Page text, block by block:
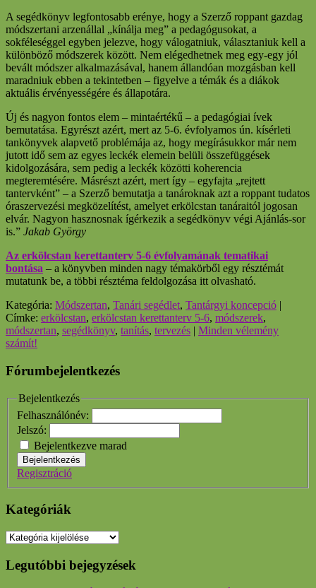
A segédkönyv legfontosabb erénye, hogy a Szerző roppant gazdag
módszertani arzenállal „kínálja meg” a pedagógusokat, a
sokféleséggel egyben jelezve, hogy válogatniuk, választaniuk kell a
különböző módszerek között. Nem elégedhetnek meg egy-egy jól
bevált módszer alkalmazásával, hanem állandóan mozgásban kell
maradniuk ebben a tekintetben – figyelve a témák és a diákok
aktuális érvényességére és állapotára.
Új és nagyon fontos elem – mintaértékű – a pedagógiai ívek
bemutatása. Egyrészt azért, mert az 5-6. évfolyamos ún. kísérleti
tankönyvek alapvető problémája az, hogy megírásukkor már nem
jutott idő sem az egyes leckék elemein belüli összefüggések
kidolgozására, sem pedig a leckék közötti koherencia
megteremtésére. Másrészt azért, mert így – egyfajta „rejtett
tantervként” – a Szerző bemutatja a tanároknak azt a roppant tudatos
óraszervezési megközelítést, amelyet erkölcstan tanáraitól jogosan
elvár. Nagyon hasznosnak ígérkezik a segédkönyv végi Ajánlás-sor
is.” Jakab György
Az erkölcstan kerettanterv 5-6 évfolyamának tematikai
bontása – a könyvben minden nagy témakörből egy résztémát
mutatunk be, a többi résztéma feldolgozása itt olvasható.
Kategória: Módszertan, Tanári segédlet, Tantárgyi koncepció |
Címke: erkölcstan, erkölcstan kerettanterv 5-6, módszerek,
módszertan, segédkönyv, tanítás, tervezés | Minden vélemény
számít!
Fórumbejelentkezés
Bejelentkezés
Felhasználónév:
Jelszó:
Bejelentkezve marad
Bejelentkezés
Regisztráció
Kategóriák
Kategóriák
Legutóbbi bejegyzések